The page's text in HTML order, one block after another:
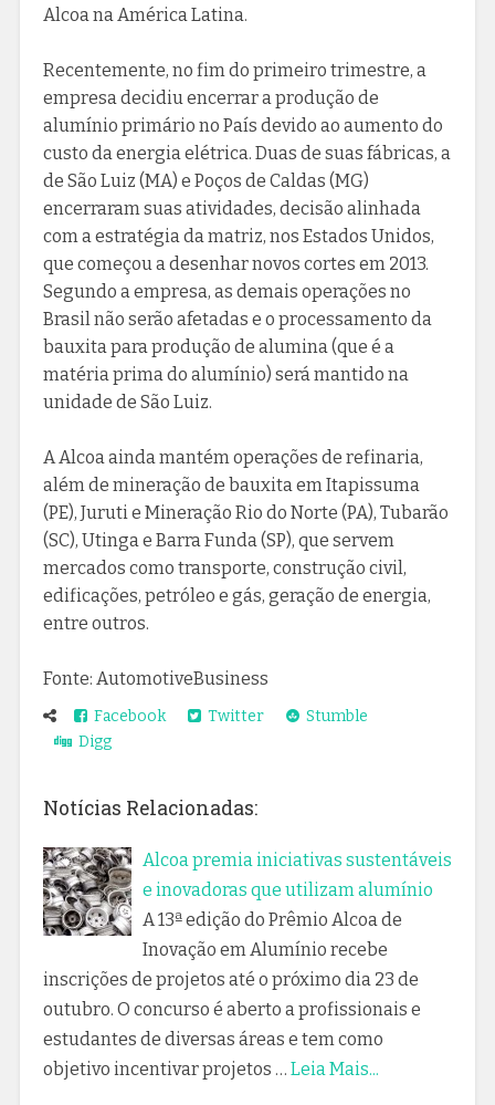
Alcoa na América Latina.
Recentemente, no fim do primeiro trimestre, a
empresa decidiu encerrar a produção de
alumínio primário no País devido ao aumento do
custo da energia elétrica. Duas de suas fábricas, a
de São Luiz (MA) e Poços de Caldas (MG)
encerraram suas atividades, decisão alinhada
com a estratégia da matriz, nos Estados Unidos,
que começou a desenhar novos cortes em 2013.
Segundo a empresa, as demais operações no
Brasil não serão afetadas e o processamento da
bauxita para produção de alumina (que é a
matéria prima do alumínio) será mantido na
unidade de São Luiz.
A Alcoa ainda mantém operações de refinaria,
além de mineração de bauxita em Itapissuma
(PE), Juruti e Mineração Rio do Norte (PA), Tubarão
(SC), Utinga e Barra Funda (SP), que servem
mercados como transporte, construção civil,
edificações, petróleo e gás, geração de energia,
entre outros.
Fonte: AutomotiveBusiness
Facebook Twitter
Stumble
Digg
Notícias Relacionadas:
Alcoa premia iniciativas sustentáveis
e inovadoras que utilizam alumínio
A 13ª edição do Prêmio Alcoa de
Inovação em Alumínio recebe
inscrições de projetos até o próximo dia 23 de
outubro. O concurso é aberto a profissionais e
estudantes de diversas áreas e tem como
objetivo incentivar projetos … Leia Mais...